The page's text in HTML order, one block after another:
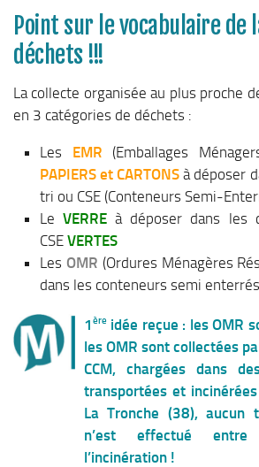
Reconquête de terrains agricoles
Projet Alimentaire Territorial
Urbanisme ADS (Autorisation des
Architecte conseil
Bornes pour Véhicules Electriques
Mobilité
Aménagements touristiques
Stratégie de développement
Chemins de randonnée
Via Ferrata
Taxe de séjour & Tourisme
La taxe de séjour
Matheysine Tourisme
Point sur le vocabulaire de
déchets !!!
La collecte organisée au plus proche
en 3 catégories de déchets :
Les EMR (Emballages
PAPIERS et CARTONS à déposer
tri ou CSE (Conteneurs Semi-
LeVERRE à déposer dans les
CSE VERTES
Les OMR (Ordures Ménagères
dans les conteneurs semi enterrés
1 ère idée reçue : les OMR
les OMR sont collectées
CCM, chargées dans
transportées et
La Tronche (38),aucun
n’est effectué
l’incinération !